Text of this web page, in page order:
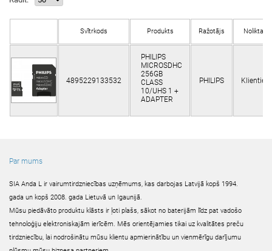
Svītrkods Produkts Ražotājs Noliktavā
4895229133532
PHILIPS
MICROSDHC
256GB
CLASS
10/UHS 1 +
ADAPTER
PHILIPS Klientiem
Par mums
SIA Anda L ir vairumtirdzniecības uzņēmums, kas darbojas Latvijā kopš 1994.
gada un kopš 2008. gada Lietuvā un Igaunijā.
Mūsu piedāvāto produktu klāsts ir ļoti plašs, sākot no baterijām līdz pat vadošo
tehnoloģiju elektroniskajām ierīcēm. Mēs orientējamies tikai uz kvalitātes preču
tirdzniecību, lai nodrošinātu mūsu klientu apmierinātību un vienmērīgu darījumu